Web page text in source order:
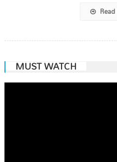
MUST WATCH